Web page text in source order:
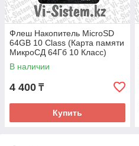
Флеш Накопитель MicroSD
64GB 10 Class (Карта памяти
МикроСД 64Гб 10 Класс)
В наличии
4 400 ₸
Купить